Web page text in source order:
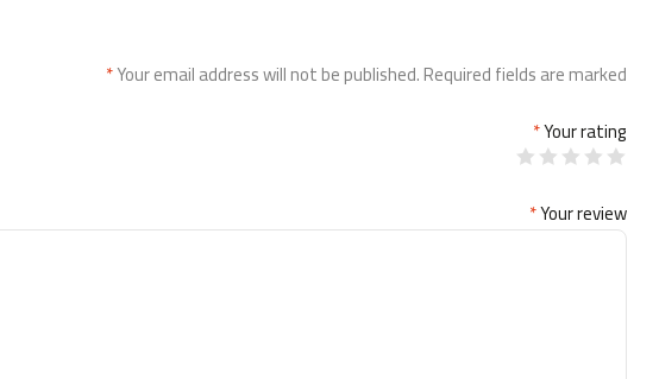
Your email address will not be published.Required fields are marked
*
Your rating
*
Your review
*